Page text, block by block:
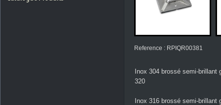
Reference : RPIQR00381
Inox 304 brossé semi-brillant
320
Inox 316 brossé semi-brillant